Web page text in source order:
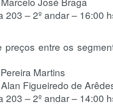
203 – 2º andar – 16:00
preços entre os
Martins
Figueiredo de
203 – 2º andar – 14:00